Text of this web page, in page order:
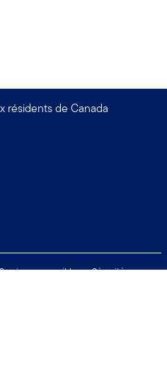
résidents de Canada
Services accessibles
Sécurité